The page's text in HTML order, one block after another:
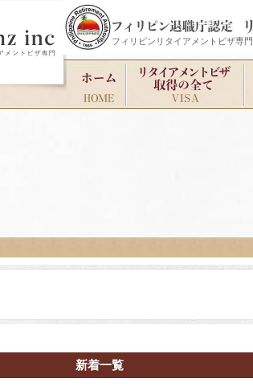
フィリピンリタイアメントビザ専門
新着一覧